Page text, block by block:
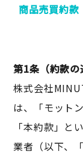
商品売買約款
第1条（約款の
株式会社
は、「モット
「本約款」と
業者（以下、